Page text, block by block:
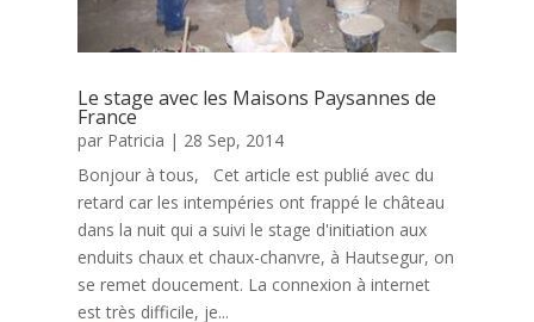
Le stage avec les Maisons Paysannes de
France
par Patricia | 28 Sep, 2014
Bonjour à tous, Cet article est publié avec du
retard car les intempéries ont frappé le château
dans la nuit qui a suivi le stage d'initiation aux
enduits chaux et chaux-chanvre, à Hautsegur, on
se remet doucement. La connexion à internet
est très difficile, je...